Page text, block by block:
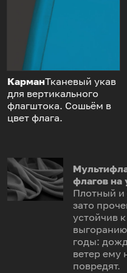
КарманТканевый укав
для вертикального
флагштока. Сошьём в
цвет флага.
флагов на
Плотный и
зато
устойчив к
годы:
ветер ему
повредят.